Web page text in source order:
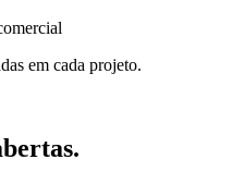
em cada projeto.